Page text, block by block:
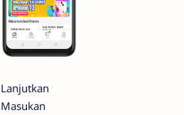
Lanjutkan
Masukan